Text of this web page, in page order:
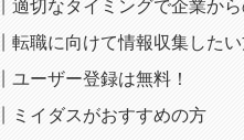
適切なタイミングで企業か
転職に向けて情報収集した
ユーザー登録は無料！
ミイダスがおすすめの方